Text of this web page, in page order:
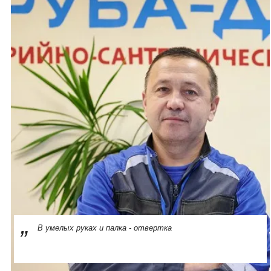
В умелых руках и палка - отвертка